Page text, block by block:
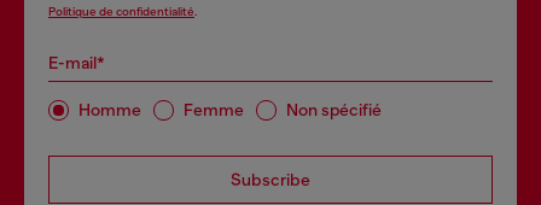
Politique de confidentialité
E-mail*
Homme Femme Non spécifié
Subscribe